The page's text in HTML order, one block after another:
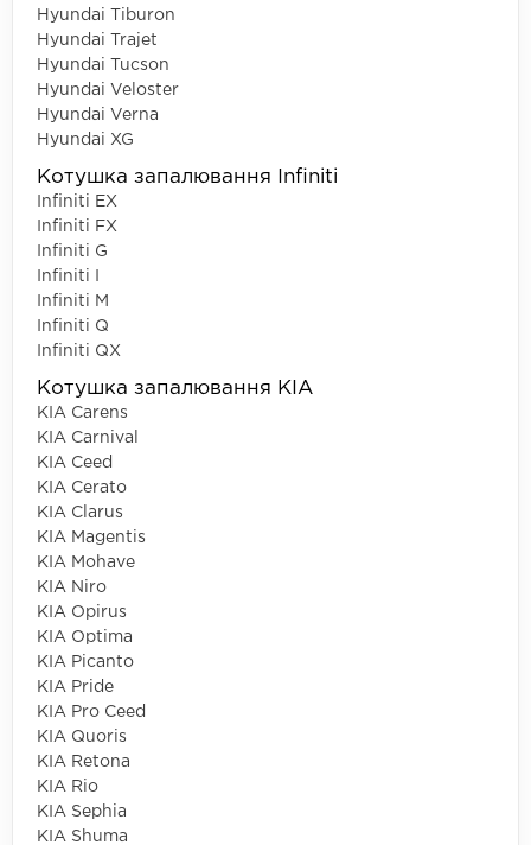
Hyundai Tiburon
Hyundai Trajet
Hyundai Tucson
Hyundai Veloster
Hyundai Verna
Hyundai XG
Котушка запалювання Infiniti
Infiniti EX
Infiniti FX
Infiniti G
Infiniti I
Infiniti M
Infiniti Q
Infiniti QX
Котушка запалювання KIA
KIA Carens
KIA Carnival
KIA Ceed
KIA Cerato
KIA Clarus
KIA Magentis
KIA Mohave
KIA Niro
KIA Opirus
KIA Optima
KIA Picanto
KIA Pride
KIA Pro Ceed
KIA Quoris
KIA Retona
KIA Rio
KIA Sephia
KIA Shuma